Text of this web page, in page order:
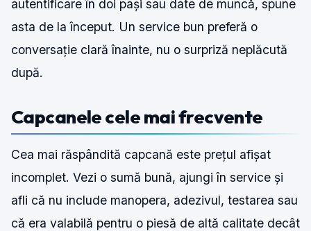
autentificare în doi pași sau date de muncă, spune
asta de la început. Un service bun preferă o
conversație clară înainte, nu o surpriză neplăcută
după.
Capcanele cele mai frecvente
Cea mai răspândită capcană este prețul afișat
incomplet. Vezi o sumă bună, ajungi în service și
afli că nu include manopera, adezivul, testarea sau
că era valabilă pentru o piesă de altă calitate decât